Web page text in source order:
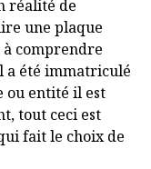
réalité de
une plaque
comprendre
a été immatriculé
ou entité il est
tout ceci est
fait le choix de